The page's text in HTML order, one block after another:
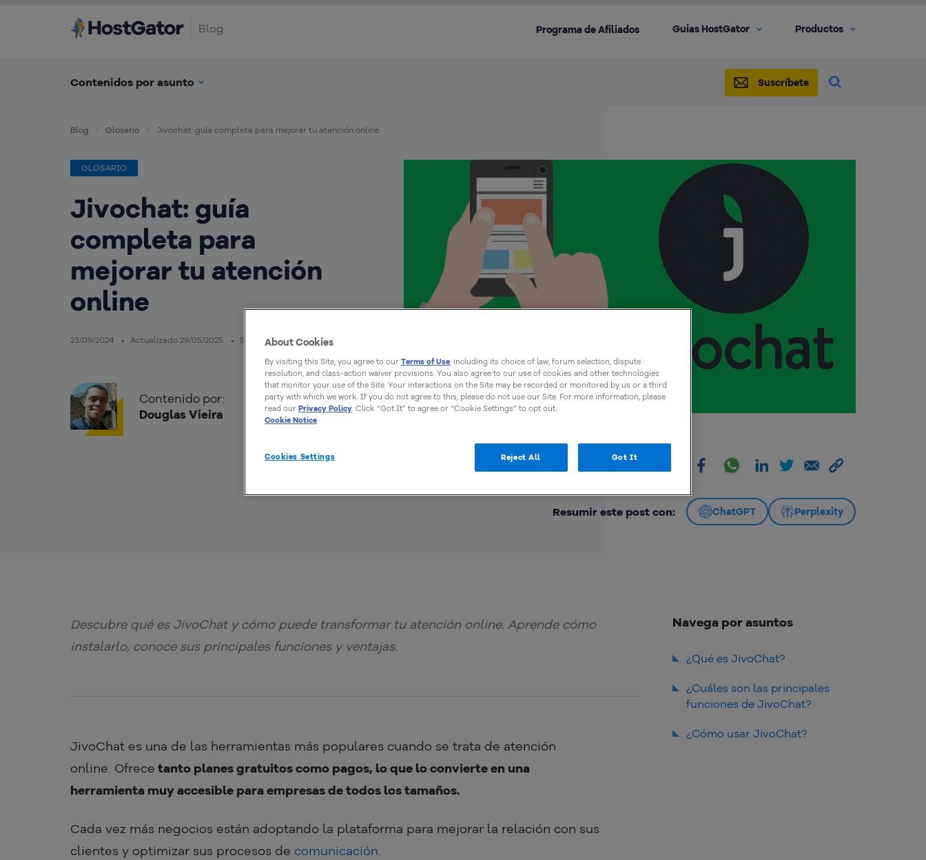
Blog Programa de Afiliados Guias HostGator Productos
Contenidos por asunto Suscríbete
Blog Glosario Jivochat: guía completa para mejorar tu atención online
GLOSARIO
Jivochat: guía
completa para
mejorar tu atención
online
23/09/2024 Actualizado 29/05/2025 5mins de lectura
Contenido por:
Douglas Vieira
Resumir este post con: ChatGPT Perplexity
Descubre qué es JivoChat y cómo puede transformar tu atención online. Aprende cómo
instalarlo, conoce sus principales funciones y ventajas.
JivoChat es una de las herramientas más populares cuando se trata de atención
online. Ofrece tanto planes gratuitos como pagos, lo que lo convierte en una
herramienta muy accesible para empresas de todos los tamaños.
Cada vez más negocios están adoptando la plataforma para mejorar la relación con sus
clientes y optimizar sus procesos de comunicación.
Navega por asuntos
¿Qué es JivoChat?
¿Cuáles son las principales
funciones de JivoChat?
Compatible con redes sociales
¿Cómo usar JivoChat?
About Cookies
By visiting this Site, you agree to our Terms of Use, including its choice of law, forum selection, dispute
resolution, and class-action waiver provisions. You also agree to our use of cookies and other technologies
that monitor your use of the Site. Your interactions on the Site may be recorded or monitored by us or a third
party with which we work. If you do not agree to this, please do not use our Site. For more information, please
read our Privacy Policy. Click “Got It” to agree or “Cookie Settings” to opt out.
Cookie Notice
Cookies Settings Reject All Got It